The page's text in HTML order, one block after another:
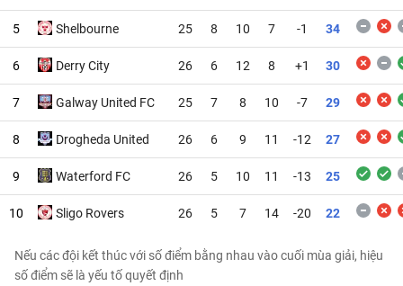
5 Shelbourne 25 8 10 7 -1 34
6 Derry City 26 6 12 8 +1 30
7 Galway United FC 25 7 8 10 -7 29
8 Drogheda United 26 6 9 11 -12 27
9 Waterford FC 26 5 10 11 -13 25
10 Sligo Rovers 26 5 7 14 -20 22
Nếu các đội kết thúc với số điểm bằng nhau vào cuối mùa giải, hiệu
số điểm sẽ là yếu tố quyết định